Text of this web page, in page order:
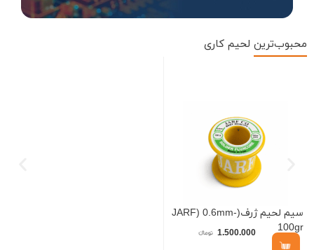
محبوب‌ترین لحیم کاری
سیم لحیم ژرف(JARF) 0.6mm-
100gr
1.500.000